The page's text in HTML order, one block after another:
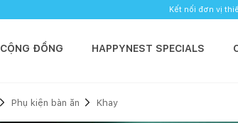
Kết nối đơn vị
CỘNG ĐỒNG HAPPYNEST SPECIALS
Phụ kiện bàn ăn Khay